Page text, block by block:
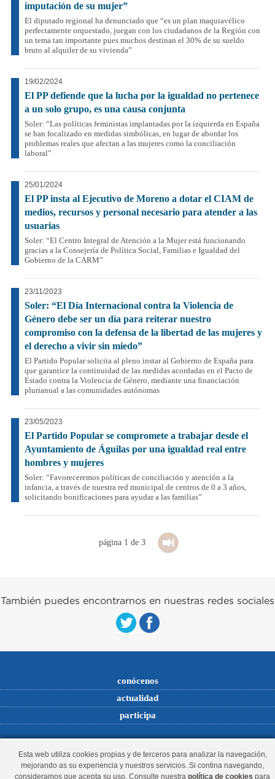
Esta web utiliza cookies propias y de terceros para analizar la navegación,
mejorando as su experiencia y nuestros servicios. Si contina navegando,
consideramos que acepta su uso. Consulte nuestra política de cookies para
imputación de su mujer”
El diputado regional ha denunciado que “es un plan maquiavélico
perfectamente orquestado, juegan con los ciudadanos de la Región con
un tema tan importante pues muchos destinan el 30% de su sueldo
bruto al alquiler de su vivienda”
19/02/2024
El PP defiende que la lucha por la igualdad no pertenece
a un solo grupo, es una causa conjunta
Soler: “Las políticas feministas implantadas por la izquierda en España
se han focalizado en medidas simbólicas, en lugar de abordar los
problemas reales que afectan a las mujeres como la conciliación
laboral”
25/01/2024
El PP insta al Ejecutivo de Moreno a dotar el CIAM de
medios, recursos y personal necesario para atender a las
usuarias
Soler: “El Centro Integral de Atención a la Mujer está funcionando
gracias a la Consejería de Política Social, Familias e Igualdad del
Gobierno de la CARM”
23/11/2023
Soler: “El Día Internacional contra la Violencia de
Género debe ser un día para reiterar nuestro
compromiso con la defensa de la libertad de las mujeres y
el derecho a vivir sin miedo”
El Partido Popular solicita al pleno instar al Gobierno de España para
que garantice la continuidad de las medidas acordadas en el Pacto de
Estado contra la Violencia de Género, mediante una financiación
plurianual a las comunidades autónomas
23/05/2023
El Partido Popular se compromete a trabajar desde el
Ayuntamiento de Águilas por una igualdad real entre
hombres y mujeres
Soler: “Favoreceremos políticas de conciliación y atención a la
infancia, a través de nuestra red municipal de centros de 0 a 3 años,
solicitando bonificaciones para ayudar a las familias”
página 1 de 3
También puedes encontrarnos en nuestras redes sociales
conócenos
actualidad
participa
© Partido Popular de Águilas - Calle Manuel Becerra, 3, 30880, Águilas,
Murcia, Teléfono 968413650